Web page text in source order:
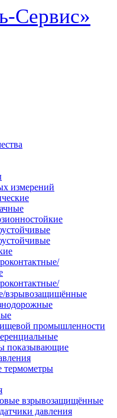
Cервис»
измерений
взрывозащищённые
промышленности
показывающие
термометры
взрывозащищённые
давления